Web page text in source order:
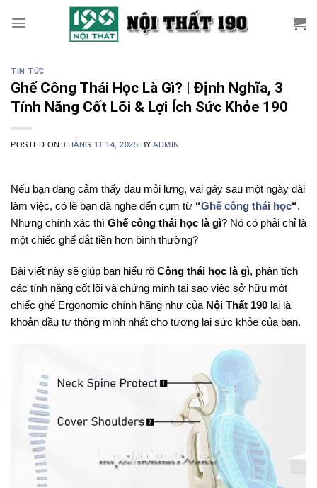
TIN TỨC
Ghế Công Thái Học Là Gì? | Định Nghĩa, 3
Tính Năng Cốt Lõi & Lợi Ích Sức Khỏe 190
POSTED ONTHÁNG 11 14, 2025 BYADMIN
Nếu bạn đang cảm thấy đau mỏi lưng, vai gáy sau một ngày dài
làm việc, có lẽ bạn đã nghe đến cụm từ “Ghế công thái học“.
Nhưng chính xác thì Ghế công thái học là gì? Nó có phải chỉ là
một chiếc ghế đắt tiền hơn bình thường?
Bài viết này sẽ giúp bạn hiểu rõ Công thái học là gì, phân tích
các tính năng cốt lõi và chứng minh tại sao việc sở hữu một
chiếc ghế Ergonomic chính hãng như của Nội Thất 190 lại là
khoản đầu tư thông minh nhất cho tương lai sức khỏe của bạn.